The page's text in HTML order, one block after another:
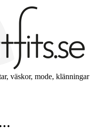
väskor, mode, klänningar